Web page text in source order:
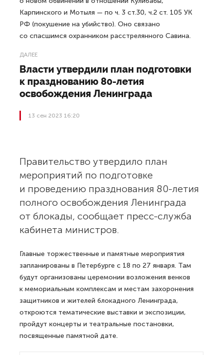
Карпинского и Мотыля — по ч. 3 ст.30, ч.2 ст. 105 УК
РФ (покушение на убийство). Оно связано
со спасшимся охранником расстрелянного Савина.
ДАЛЕЕ
Власти утвердили план подготовки
к празднованию 80-летия
освобождения Ленинграда
13 сен 2023 16:20
Правительство утвердило план
мероприятий по подготовке
и проведению празднования 80-летия
полного освобождения Ленинграда
от блокады, сообщает пресс-служба
кабинета министров.
Главные торжественные и памятные мероприятия
запланированы в Петербурге с 18 по 27 января. Там
будут организованы церемонии возложения венков
к мемориальным комплексам и местам захоронения
защитников и жителей блокадного Ленинграда,
откроются тематические выставки и экспозиции,
пройдут концерты и театральные постановки,
посвященные памятной дате.